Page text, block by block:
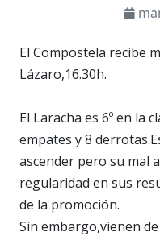
El Compostela recibe
Lázaro,16.30h.
El Laracha es 6º en la
empates y 8
ascender pero su mal
regularidad en sus
de la promoción.
Sin embargo,vienen